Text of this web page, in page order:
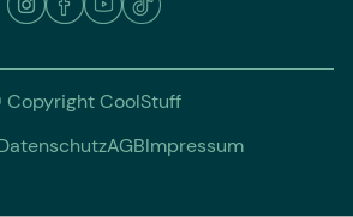
Copyright CoolStuff
AGBImpressum